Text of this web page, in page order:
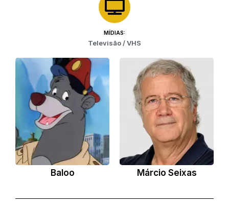
MÍDIAS:
Televisão / VHS
Baloo Márcio Seixas